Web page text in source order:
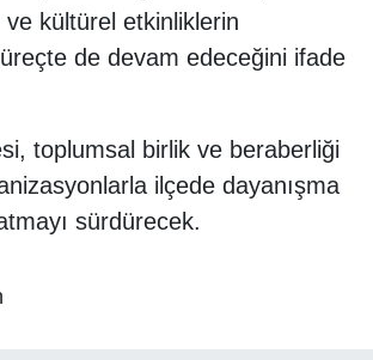
kültürel etkinliklerin
de devam edeceğini ifade
toplumsal birlik ve beraberliği
ilçede dayanışma
sürdürecek.